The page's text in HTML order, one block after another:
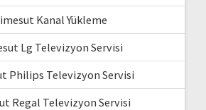
Kanal Yükleme
Lg Televizyon Servisi
Philips Televizyon Servisi
Regal Televizyon Servisi